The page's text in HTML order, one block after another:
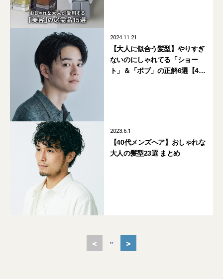
2024.11.21
【大人に似合う髪型】やりすぎ
ないのにしゃれてる「ショー
ト」＆「ボブ」の正解6選【40
2023.6.1
【40代メンズヘア】おしゃれな
大人の髪型23選 まとめ
< 12 >